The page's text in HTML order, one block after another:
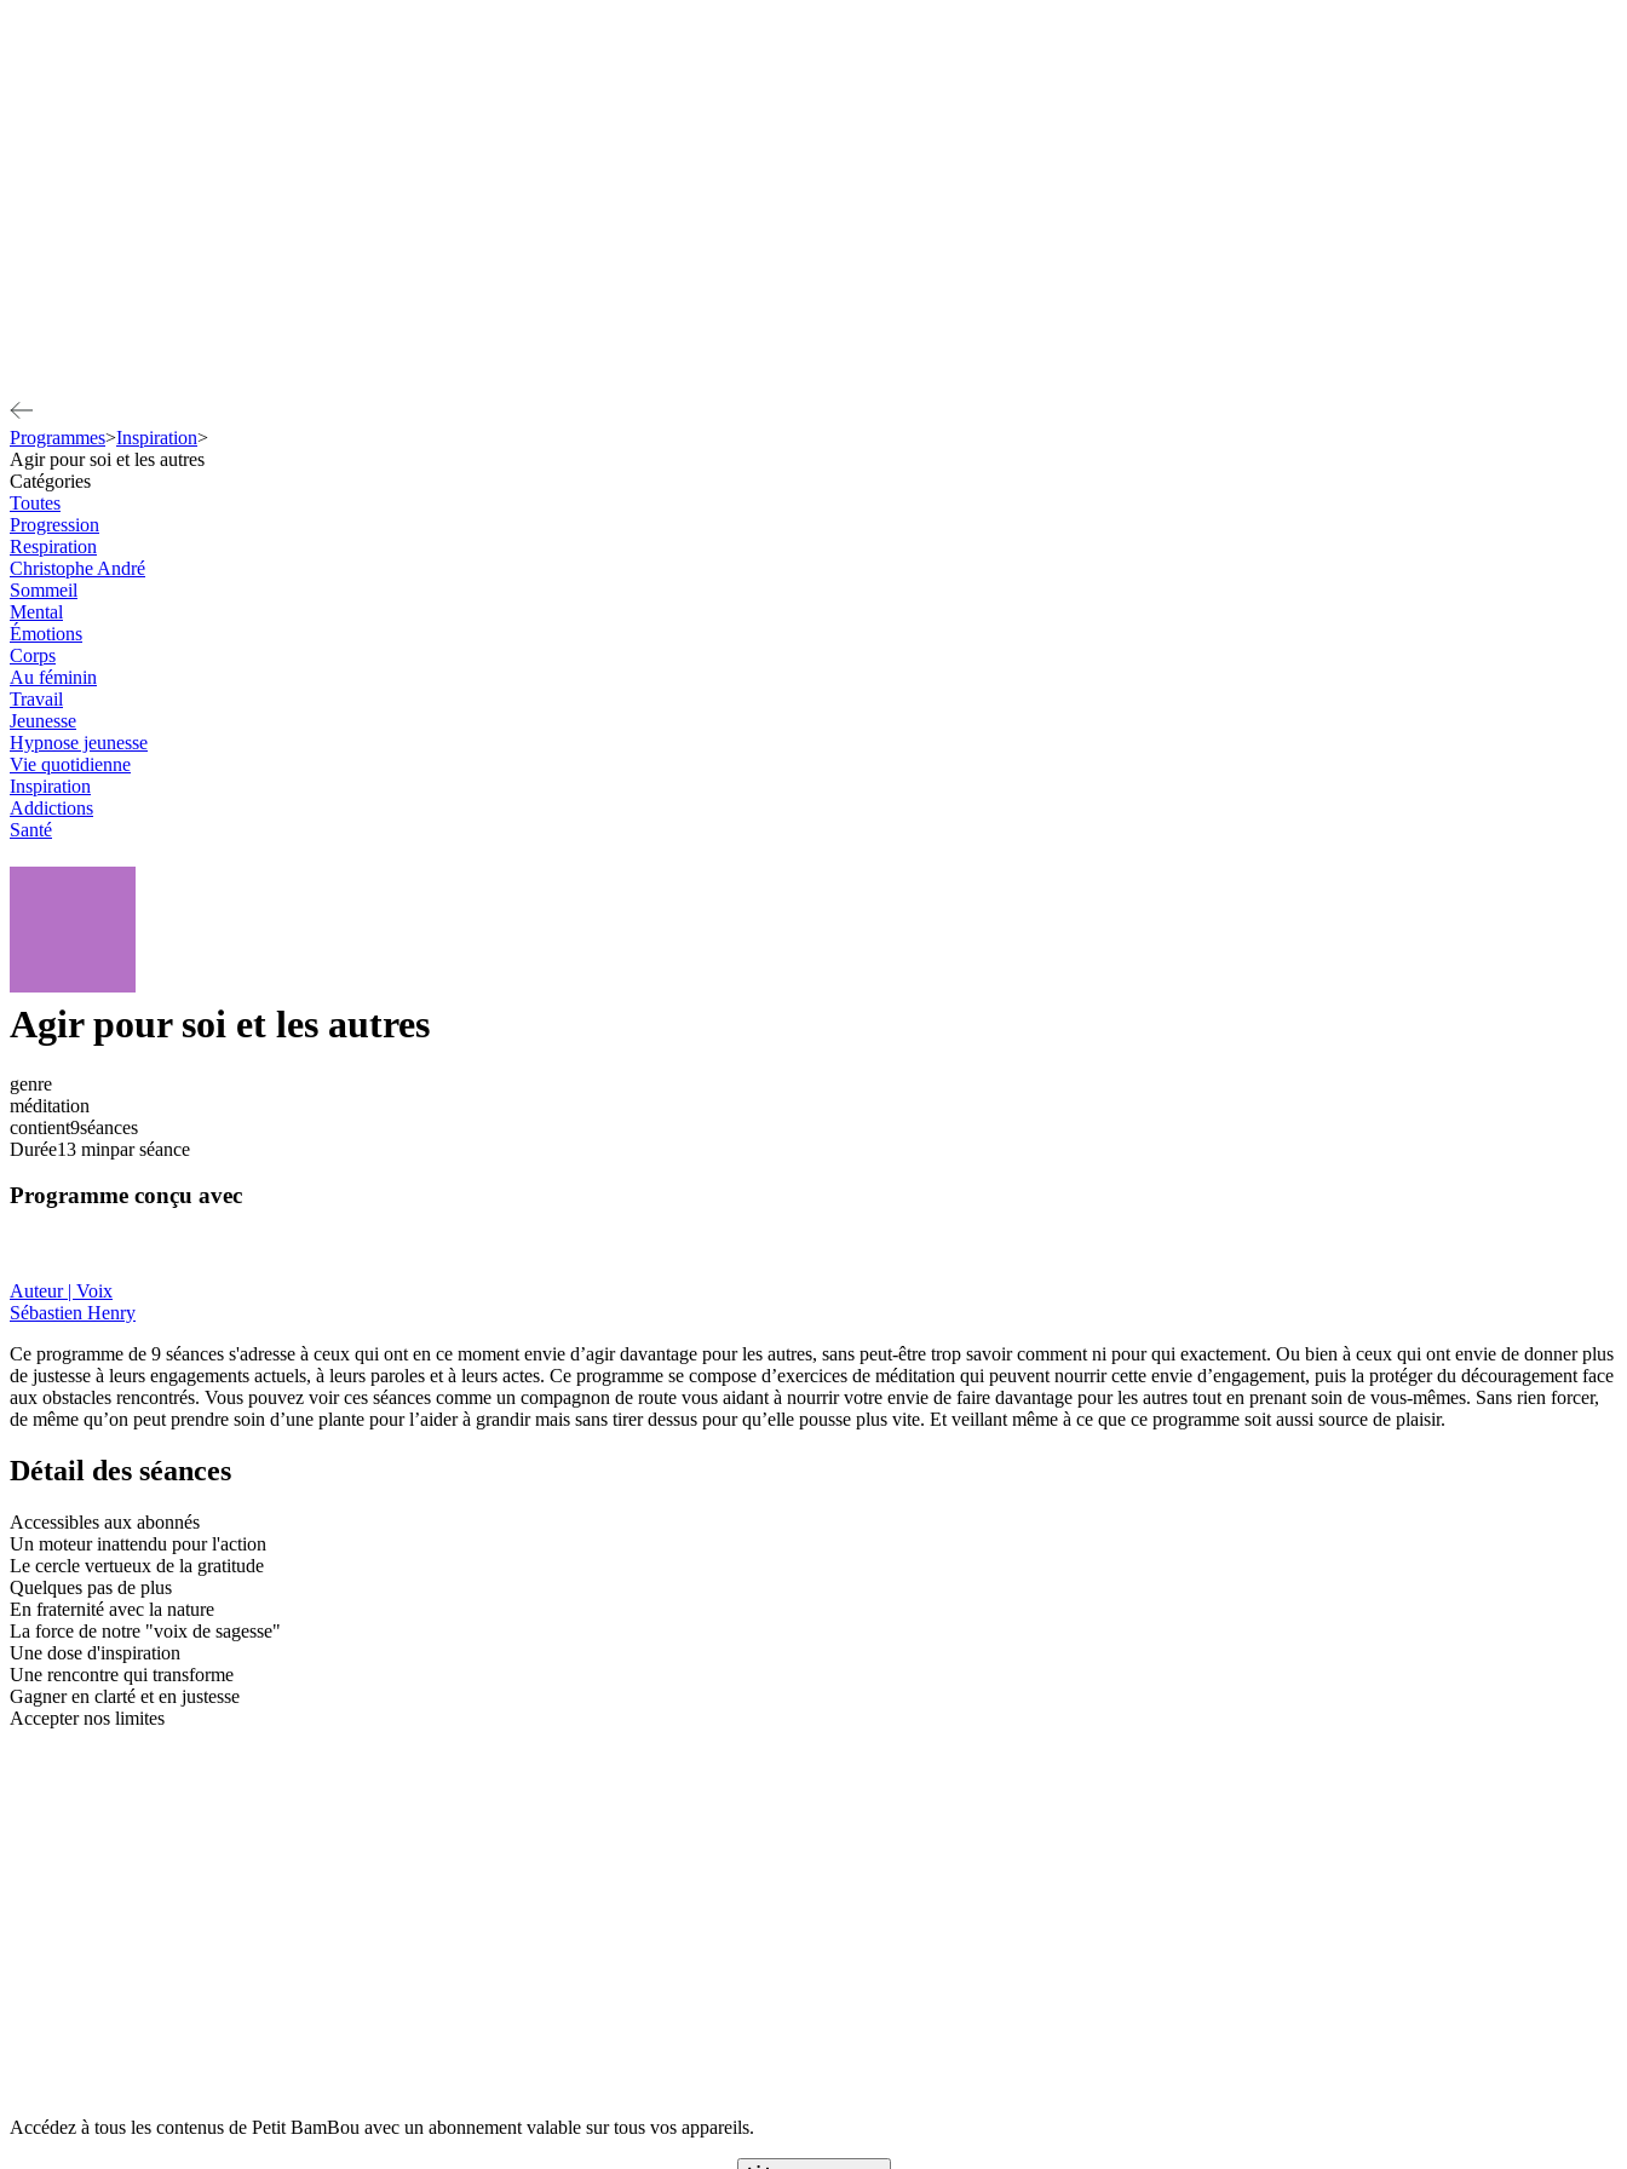
Programmes>Inspiration>
Agir pour soi et les autres
Catégories
Toutes
Progression
Respiration
Christophe André
Sommeil
Mental
Émotions
Corps
Au féminin
Travail
Jeunesse
Hypnose jeunesse
Vie quotidienne
Inspiration
Addictions
Santé
Agir pour soi et les autres
genre
méditation
contient9séances
Durée13 minpar séance
Programme conçu avec
Auteur | Voix
Sébastien Henry
Ce programme de 9 séances s'adresse à ceux qui ont en ce moment envie d’agir davantage pour les autres, sans peut-être trop savoir comment ni pour qui exactement. Ou bien à ceux qui ont envie de donner plus
de justesse à leurs engagements actuels, à leurs paroles et à leurs actes. Ce programme se compose d’exercices de méditation qui peuvent nourrir cette envie d’engagement, puis la protéger du découragement face
aux obstacles rencontrés. Vous pouvez voir ces séances comme un compagnon de route vous aidant à nourrir votre envie de faire davantage pour les autres tout en prenant soin de vous-mêmes. Sans rien forcer,
de même qu’on peut prendre soin d’une plante pour l’aider à grandir mais sans tirer dessus pour qu’elle pousse plus vite. Et veillant même à ce que ce programme soit aussi source de plaisir.
Détail des séances
Accessibles aux abonnés
Un moteur inattendu pour l'action
Le cercle vertueux de la gratitude
Quelques pas de plus
En fraternité avec la nature
La force de notre "voix de sagesse"
Une dose d'inspiration
Une rencontre qui transforme
Gagner en clarté et en justesse
Accepter nos limites
Accédez à tous les contenus de Petit BamBou avec un abonnement valable sur tous vos appareils.